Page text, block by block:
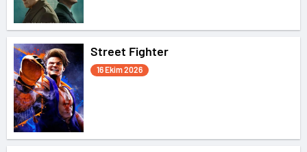
Street Fighter
16 Ekim 2026